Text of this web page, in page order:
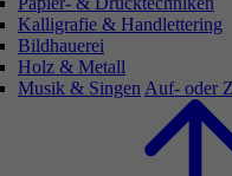
Kalligrafie & Handlettering
Bildhauerei
Holz & Metall
Musik & Singen Auf- oder